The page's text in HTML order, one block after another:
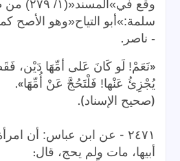
وقع
- ناصر .
«نَعَمْ! لَو كَانَ عَلى أمِّهَا دَيْن،
يُجْزِئُ عَنْها! فَلْتَحُجَّ عَنْ أُمِّهَا».
(صحيح الإسناد).
٢٤٧١ - عن ابن عباس: أن
أبيها، مات ولم يحج، قال: